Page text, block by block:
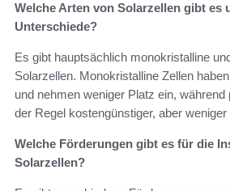
Welche Arten von Solarzellen gibt es
Unterschiede?
Es gibt hauptsächlich monokristalline
Solarzellen. Monokristalline Zellen
und nehmen weniger Platz ein,
der Regel kostengünstiger, aber weniger
Welche Förderungen gibt es für die
Solarzellen?